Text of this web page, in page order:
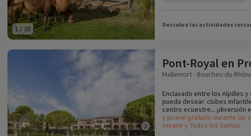
1 / 28 Descubra las actividades
Pont-Royal en
Mallemort - Bouches-du-
Enclavado entre los Alpilles
pueda desear: clubes
centro ecuestre... ¡diversión
y juvenil gratuito durante las
verano y Todos los Santos.